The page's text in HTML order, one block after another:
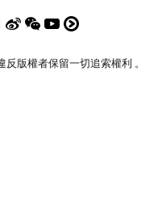
版權者保留一切追索權利 。